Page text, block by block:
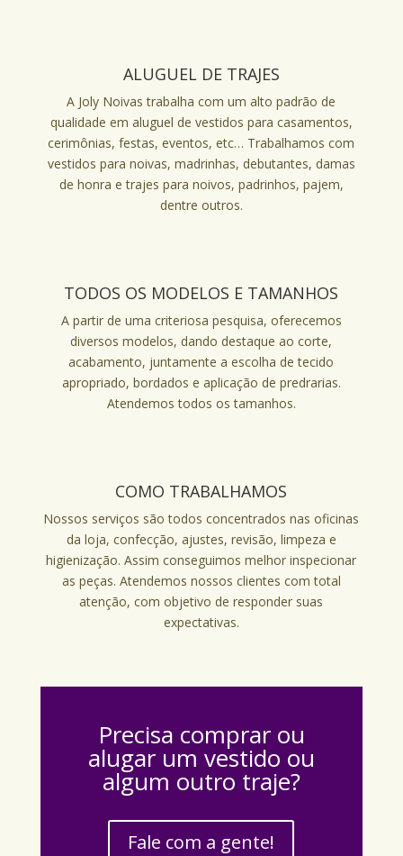
ALUGUEL DE TRAJES
A Joly Noivas trabalha com um alto padrão de
qualidade em aluguel de vestidos para casamentos,
cerimônias, festas, eventos, etc… Trabalhamos com
vestidos para noivas, madrinhas, debutantes, damas
de honra e trajes para noivos, padrinhos, pajem,
dentre outros.
TODOS OS MODELOS E TAMANHOS
A partir de uma criteriosa pesquisa, oferecemos
diversos modelos, dando destaque ao corte,
acabamento, juntamente a escolha de tecido
apropriado, bordados e aplicação de predrarias.
Atendemos todos os tamanhos.
COMO TRABALHAMOS
Nossos serviços são todos concentrados nas oficinas
da loja, confecção, ajustes, revisão, limpeza e
higienização. Assim conseguimos melhor inspecionar
as peças. Atendemos nossos clientes com total
atenção, com objetivo de responder suas
expectativas.
Precisa comprar ou
alugar um vestido ou
algum outro traje?
Fale com a gente!